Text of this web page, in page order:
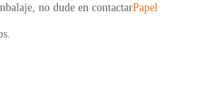
no dude en contactarPapel